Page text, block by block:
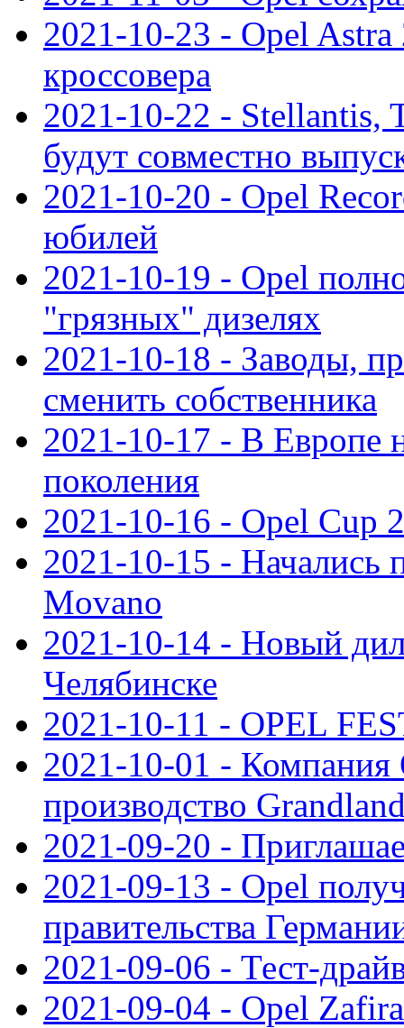
2021-10-23 - Opel Astra
кроссовера
2021-10-22 - Stellantis,
будут совместно
2021-10-20 - Opel
юбилей
2021-10-19 - Opel
"грязных" дизелях
2021-10-18 - Заводы,
сменить собственника
2021-10-17 - В Европе
поколения
2021-10-16 - Opel Cup
2021-10-15 - Начались
Movano
2021-10-14 - Новый
Челябинске
2021-10-11 - OPEL
2021-10-01 - Компания
производство
2021-09-20 -
2021-09-13 - Opel
правительства
2021-09-06 - Тест-
2021-09-04 - Opel